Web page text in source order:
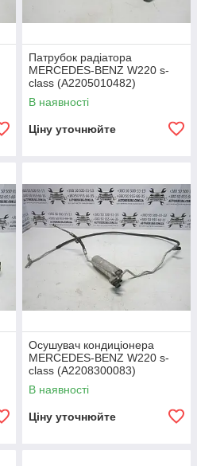
Патрубок радіатора
MERCEDES-BENZ W220 s-
class (A2205010482)
В наявності
Ціну уточнюйте
Осушувач кондиціонера
MERCEDES-BENZ W220 s-
class (A2208300083)
В наявності
Ціну уточнюйте